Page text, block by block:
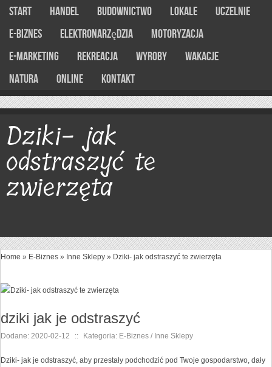
Start Handel Budownictwo Lokale
Uczelnie
E-Biznes
Elektronarzędzia
Motoryzacja
E-marketing
Rekreacja Wyroby
Wakacje
Natura
Online Kontakt
Dziki- jak
odstraszyć te
zwierzęta
Home » E-Biznes » Inne Sklepy » Dziki- jak odstraszyć te zwierzęta
dziki jak je odstraszyć
Dodane: 2020-02-12 :: Kategoria: E-Biznes / Inne Sklepy
Dziki- jak je odstraszyć, aby przestały podchodzić pod Twoje gospodarstwo, dały